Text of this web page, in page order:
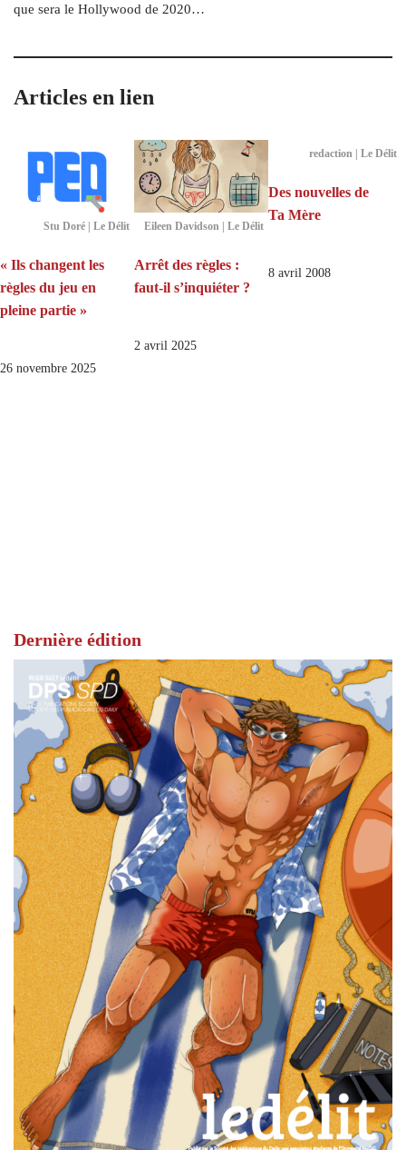
que sera le Hollywood de 2020…
Articles en lien
Stu Doré | Le Délit
« Ils changent les
règles du jeu en
pleine partie »
26 novembre 2025
Eileen Davidson | Le Délit
Arrêt des règles :
faut-il s’inquiéter ?
2 avril 2025
redaction | Le Délit
Des nouvelles de
Ta Mère
8 avril 2008
Dernière édition